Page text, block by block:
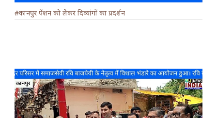
#कानपुर पेंशन को लेकर दिव्यांगों का प्रदर्शन